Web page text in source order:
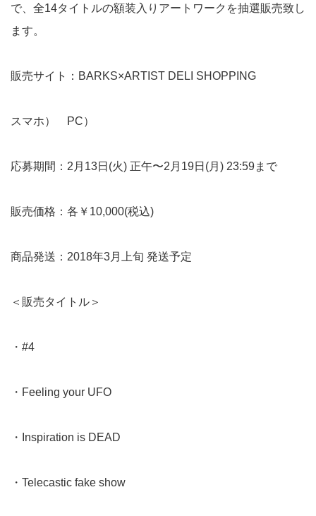
で、全14タイトルの額装入りアートワークを抽選販売致し
ます。
販売サイト：BARKS×ARTIST DELI SHOPPING
スマホ） PC）
応募期間：2月13日(火) 正午〜2月19日(月) 23:59まで
販売価格：各￥10,000(税込)
商品発送：2018年3月上旬 発送予定
＜販売タイトル＞
・#4
・Feeling your UFO
・Inspiration is DEAD
・Telecastic fake show